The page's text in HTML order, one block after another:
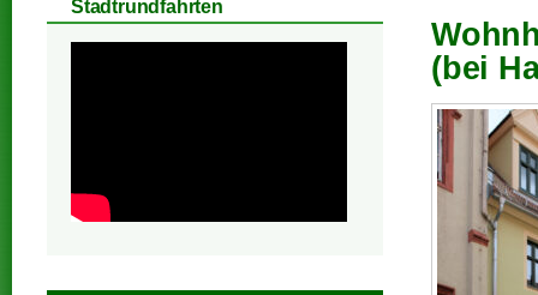
(bei
Stadtrundfahrten